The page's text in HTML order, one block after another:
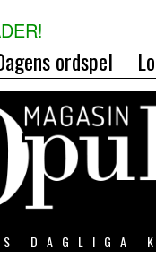
ordspel
DAGLIGA